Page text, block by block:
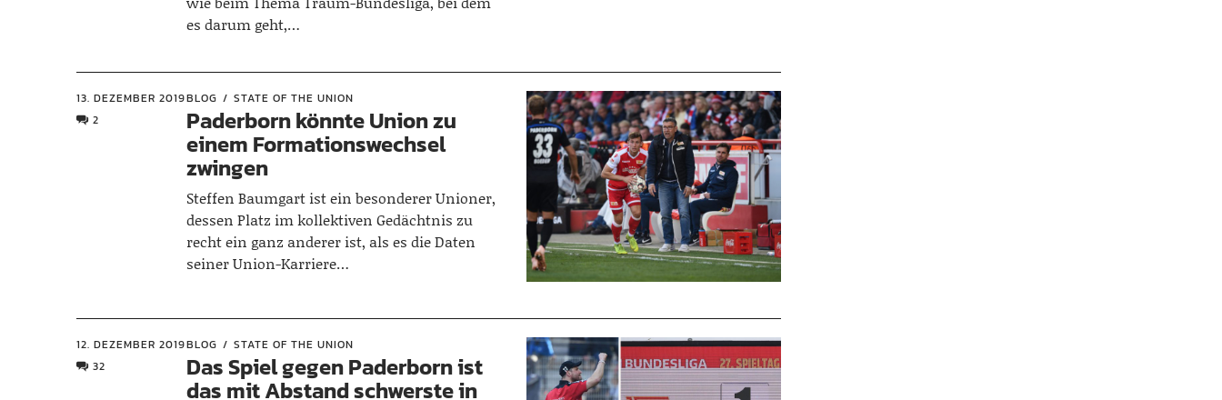
es darum geht,…
13. DEZEMBER 2019
2
BLOG STATE OF THE UNION
Paderborn könnte Union zu
einem Formationswechsel
zwingen
Steffen Baumgart ist ein besonderer Unioner,
dessen Platz im kollektiven Gedächtnis zu
recht ein ganz anderer ist, als es die Daten
seiner Union-Karriere…
12. DEZEMBER 2019
32
BLOG STATE OF THE UNION
Das Spiel gegen Paderborn ist
das mit Abstand schwerste in